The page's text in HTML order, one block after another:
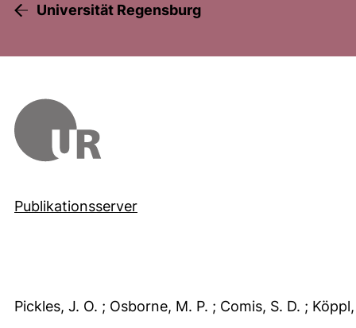
Universität Regensburg
Publikationsserver
Pickles, J. O. ; Osborne, M. P. ; Comis, S. D. ;